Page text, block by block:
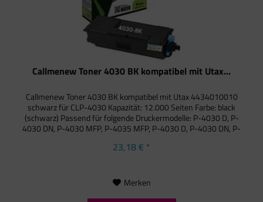
Callmenew Toner 4030 BK kompatibel mit Utax...
Callmenew Toner 4030 BK kompatibel mit Utax 4434010010
schwarz für CLP-4030 Kapazität: 12.000 Seiten Farbe: black
(schwarz) Passend für folgende Druckermodelle: P-4030 D, P-
4030 DN, P-4030 MFP, P-4035 MFP, P-4030 D, P-4030 DN, P-
23,18 € *
Merken